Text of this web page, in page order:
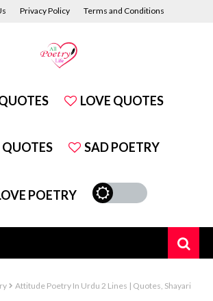
Privacy Policy Terms and Conditions
LOVE QUOTES
SAD POETRY
POETRY
Attitude Poetry In Urdu 2 Lines | Quotes, Shayari